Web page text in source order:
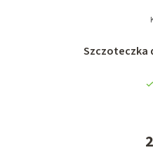
Szczoteczka